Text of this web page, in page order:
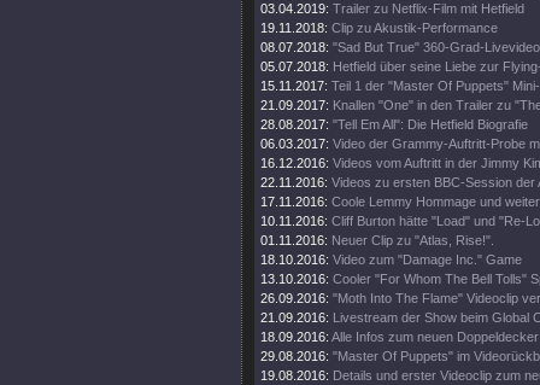
03.04.2019: Trailer zu Netflix-Film mit Hetfield
19.11.2018: Clip zu Akustik-Performance
08.07.2018: "Sad But True" 360-Grad-Livevideo
05.07.2018: Hetfield über seine Liebe zur
15.11.2017: Teil 1 der "Master Of Puppets"
21.09.2017: Knallen "One" in den Trailer zu
28.08.2017: "Tell Em All": Die Hetfield Biografie
06.03.2017: Video der Grammy-Auftritt-Probe
16.12.2016: Videos vom Auftritt in der Jimmy
22.11.2016: Videos zu ersten BBC-Session der
17.11.2016: Coole Lemmy Hommage und
10.11.2016: Cliff Burton hätte "Load" und "Re-
01.11.2016: Neuer Clip zu "Atlas, Rise!".
18.10.2016: Video zum "Damage Inc." Game
13.10.2016: Cooler "For Whom The Bell Tolls"
26.09.2016: "Moth Into The Flame" Videoclip
21.09.2016: Livestream der Show beim Global
18.09.2016: Alle Infos zum neuen
29.08.2016: "Master Of Puppets" im
19.08.2016: Details und erster Videoclip zum